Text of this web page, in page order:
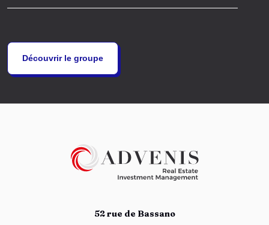
Découvrir le groupe
52 rue de Bassano